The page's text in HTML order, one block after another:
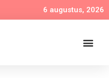
6 augustus, 2026